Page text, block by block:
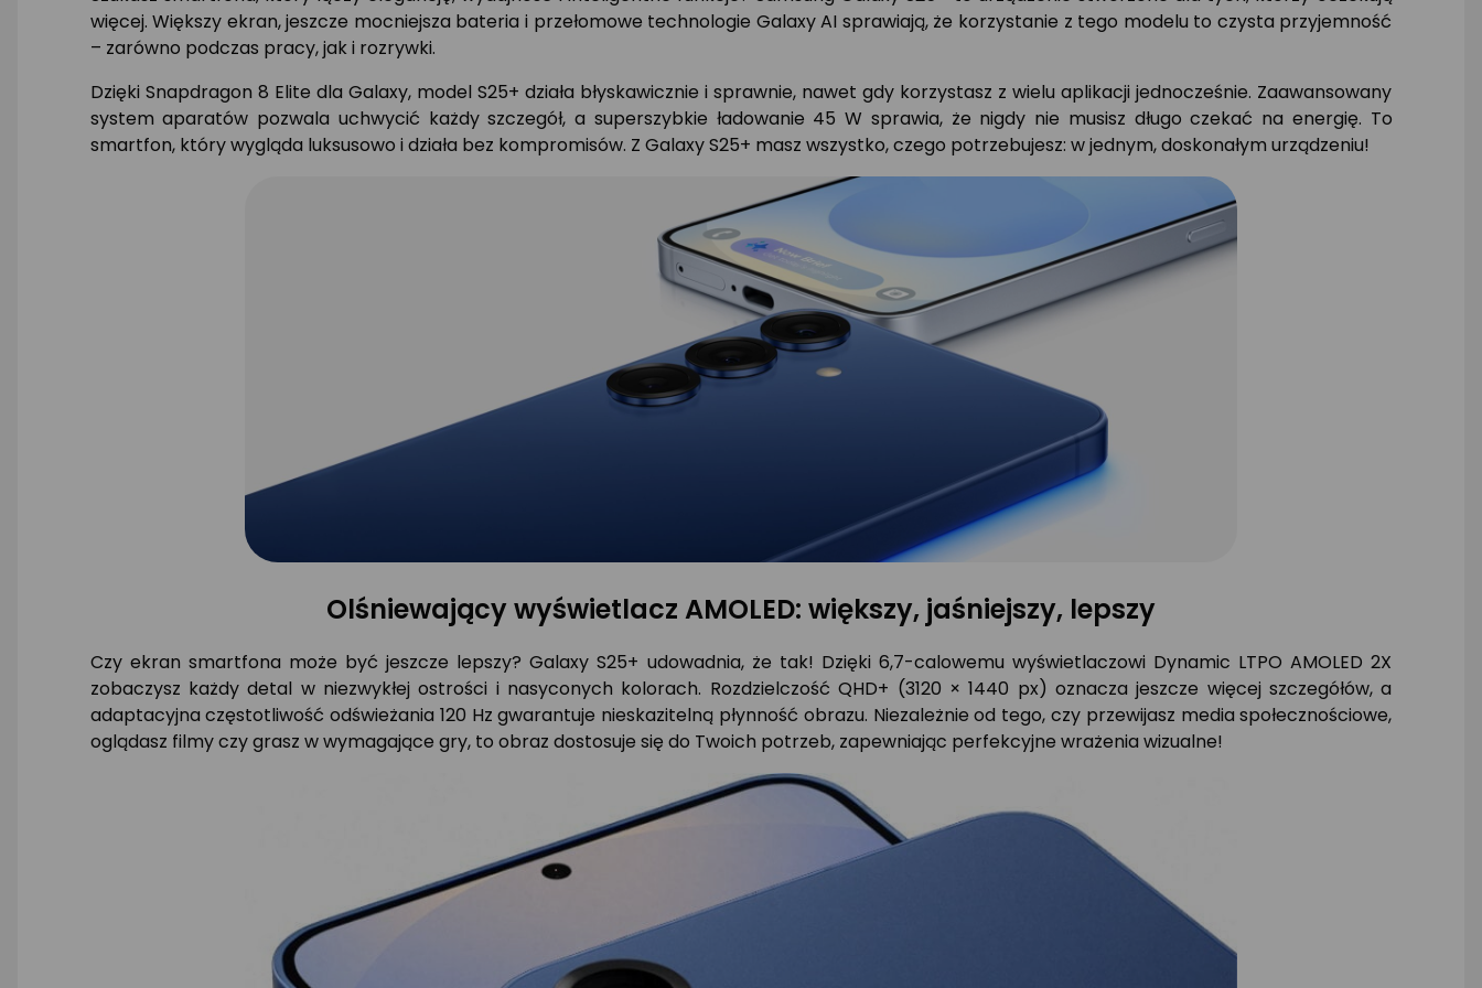
więcej. Większy ekran, jeszcze mocniejsza bateria i przełomowe technologie Galaxy AI sprawiają, że korzystanie z tego modelu to czysta przyjemność
– zarówno podczas pracy, jak i rozrywki.
Dzięki Snapdragon 8 Elite dla Galaxy, model S25+ działa błyskawicznie i sprawnie, nawet gdy korzystasz z wielu aplikacji jednocześnie. Zaawansowany
system aparatów pozwala uchwycić każdy szczegół, a superszybkie ładowanie 45 W sprawia, że nigdy nie musisz długo czekać na energię. To
smartfon, który wygląda luksusowo i działa bez kompromisów. Z Galaxy S25+ masz wszystko, czego potrzebujesz: w jednym, doskonałym urządzeniu!
Olśniewający wyświetlacz AMOLED: większy, jaśniejszy, lepszy
Czy ekran smartfona może być jeszcze lepszy? Galaxy S25+ udowadnia, że tak! Dzięki 6,7-calowemu wyświetlaczowi Dynamic LTPO AMOLED 2X
zobaczysz każdy detal w niezwykłej ostrości i nasyconych kolorach. Rozdzielczość QHD+ (3120 × 1440 px) oznacza jeszcze więcej szczegółów, a
adaptacyjna częstotliwość odświeżania 120 Hz gwarantuje nieskazitelną płynność obrazu. Niezależnie od tego, czy przewijasz media społecznościowe,
oglądasz filmy czy grasz w wymagające gry, to obraz dostosuje się do Twoich potrzeb, zapewniając perfekcyjne wrażenia wizualne!